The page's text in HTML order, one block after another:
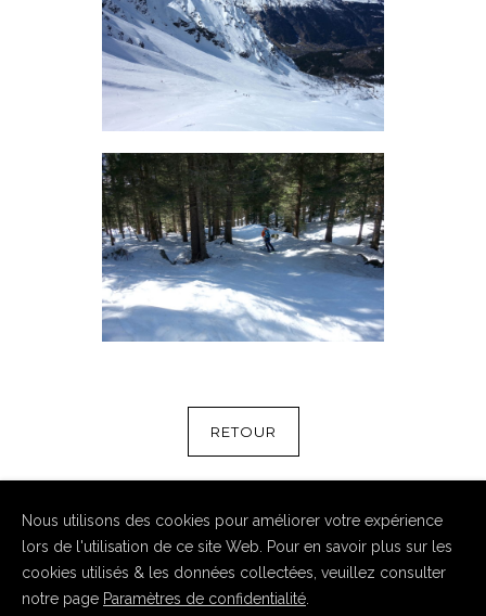
RETOUR
Nous utilisons des cookies pour améliorer votre expérience
lors de l'utilisation de ce site Web. Pour en savoir plus sur les
cookies utilisés & les données collectées, veuillez consulter
notre page Paramètres de confidentialité